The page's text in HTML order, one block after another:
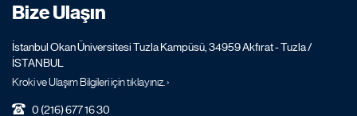
Bize Ulaşın
İstanbul Okan Üniversitesi Tuzla Kampüsü, 34959 Akfırat - Tuzla /
İSTANBUL
Kroki ve Ulaşım Bilgileri için tıklayınız. ›
0 (216) 677 16 30